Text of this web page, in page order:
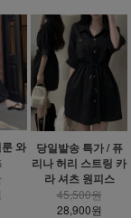
와
당일발송 특가 / 퓨
리나 허리 스트링 카
라 셔츠 원피스
45,500원
28,900원